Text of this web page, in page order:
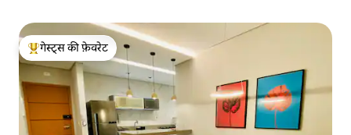
गेस्ट्स का टॉप फ़ेवरेट
गेस्ट्स की फ़ेवरेट